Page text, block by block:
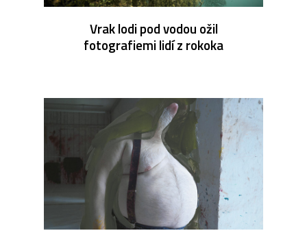
Vrak lodi pod vodou ožil
fotografiemi lidí z rokoka